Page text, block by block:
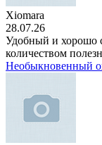
Xiomara
28.07.26
Удобный и хорошо
количеством
Необыкновенный